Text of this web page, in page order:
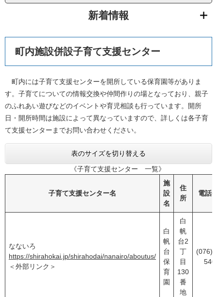
新着情報
町内施設併設子育て支援センター
町内には子育て支援センターを開所している保育園等がありま
す。子育てについての情報交換や仲間作りの場となっており、親子
のふれあい遊びなどのイベントや育児相談も行っています。開所
日・開所時間は施設によって異なっていますので、詳しくは各子育
て支援センターまでお問い合わせください。
表のサイズを切り替える
《子育て支援センター 一覧》
子育て支援センター名
施
設
名
住
所
電話
なないろ
https://shirahokai.jp/shirahodai/nanairo/aboutus/
＜外部リンク＞
白
帆
台
保
育
園
白
帆
台2
丁
目
130
番
地